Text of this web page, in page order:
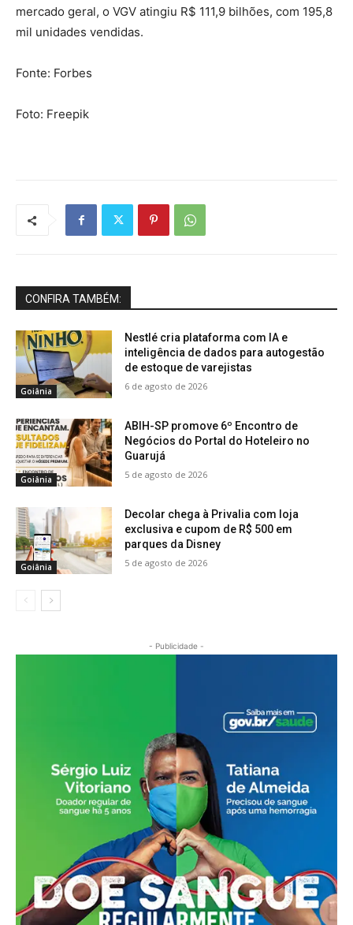
mercado geral, o VGV atingiu R$ 111,9 bilhões, com 195,8
mil unidades vendidas.
Fonte: Forbes
Foto: Freepik
CONFIRA TAMBÉM:
Goiânia
Nestlé cria plataforma com IA e
inteligência de dados para autogestão
de estoque de varejistas
6 de agosto de 2026
Goiânia
ABIH-SP promove 6º Encontro de
Negócios do Portal do Hoteleiro no
Guarujá
5 de agosto de 2026
Goiânia
Decolar chega à Privalia com loja
exclusiva e cupom de R$ 500 em
parques da Disney
5 de agosto de 2026
- Publicidade -